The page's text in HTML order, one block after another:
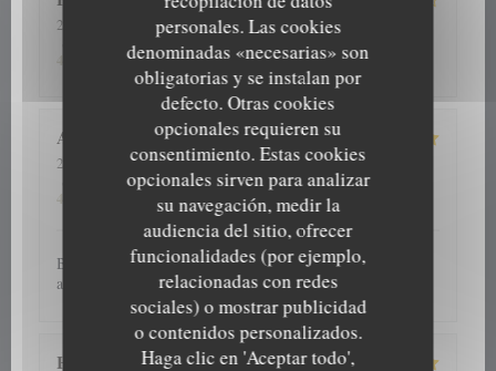
personales. Las cookies
denominadas «necesarias» son
obligatorias y se instalan por
defecto. Otras cookies
opcionales requieren su
consentimiento. Estas cookies
opcionales sirven para analizar
su navegación, medir la
audiencia del sitio, ofrecer
funcionalidades (por ejemplo,
relacionadas con redes
sociales) o mostrar publicidad
o contenidos personalizados.
Haga clic en 'Aceptar todo',
2026-06-26
- 19:00 - Invitados 3
/5 Ambiente : /5
Aurelie
2026-06-25
- 19:00 - Invitados 4
5/5 Ambiente: 4/5 Menú:5/5 Calidad / Precio
4
Boissons et tapas de qualité. Service sympathique. Nous
avons bon moment entre amis, je recommande. !
Hélène
A CANTINA COMPTOIR CORSE